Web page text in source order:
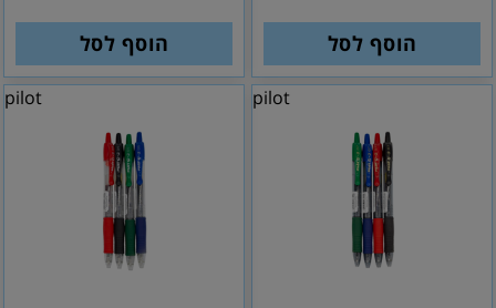
הוסף לסל הוסף לסל
pilot
pilot